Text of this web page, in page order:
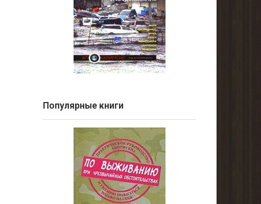
Популярные книги